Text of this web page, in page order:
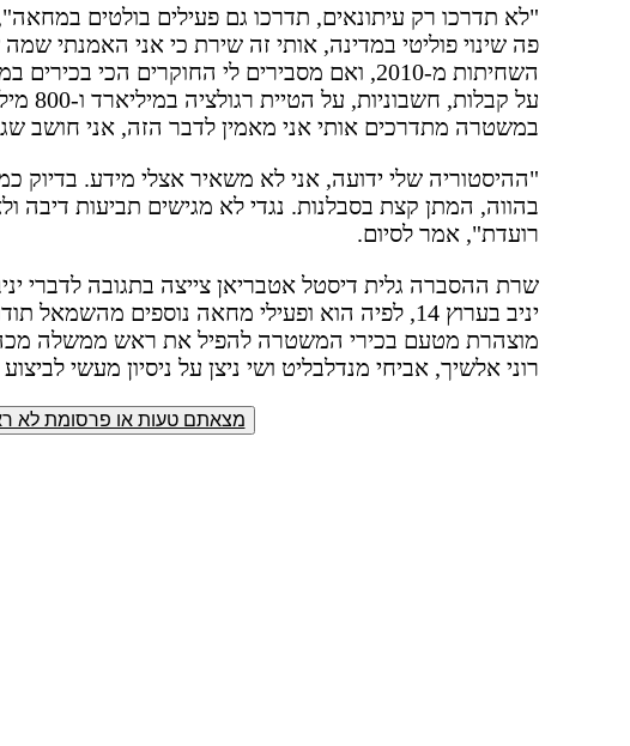
"לא תדרכו רק עיתונאים, תדרכו גם פעילים בולטים
פה שינוי פוליטי במדינה, אותי זה שירת כי אני האמנתי
השחיתות מ-2010, ואם מסבירים לי החוקרים
על
במשטרה מתדרכים אותי אני מאמין לדבר הזה, אני חושב
"ההיסטוריה שלי ידועה, אני לא משאיר אצלי מידע.
בהווה, המתן קצת בסבלנות. נגדי לא מגישים תביעות
רועדת", אמר לסיום.
שרת ההסברה גלית דיסטל אטבריאן צייצה בתגובה לדברי
יניב בערוץ 14, לפיה הוא ופעילי מחאה נוספים
מוצהרת מטעם בכירי המשטרה להפיל את ראש ממשלה
רוני אלשיך, אביחי מנדלבליט ושי ניצן על ניסיון מעשי
מצאתם טעות או פרסומת לא